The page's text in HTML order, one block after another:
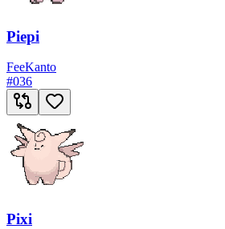
Piepi
FeeKanto
#036
Pixi